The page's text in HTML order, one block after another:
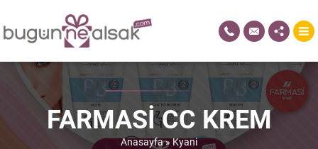
FARMASI CC KREM
Anasayfa»Kyani